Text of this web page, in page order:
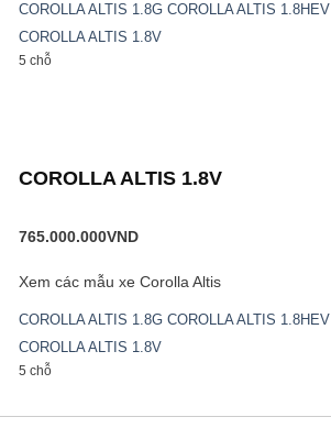
COROLLA ALTIS 1.8G COROLLA ALTIS 1.8HEV
COROLLA ALTIS 1.8V
5 chỗ
COROLLA ALTIS 1.8V
765.000.000VND
Xem các mẫu xe Corolla Altis
COROLLA ALTIS 1.8G COROLLA ALTIS 1.8HEV
COROLLA ALTIS 1.8V
5 chỗ